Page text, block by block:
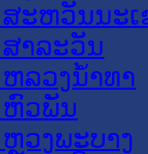
ສະຫວັນນະ
າລະວັນ
ລວງນໍ້າທາ
ຫົວພັນ
ວງພະບາງ